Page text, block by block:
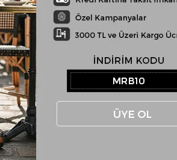
RENK
NUMARA
37